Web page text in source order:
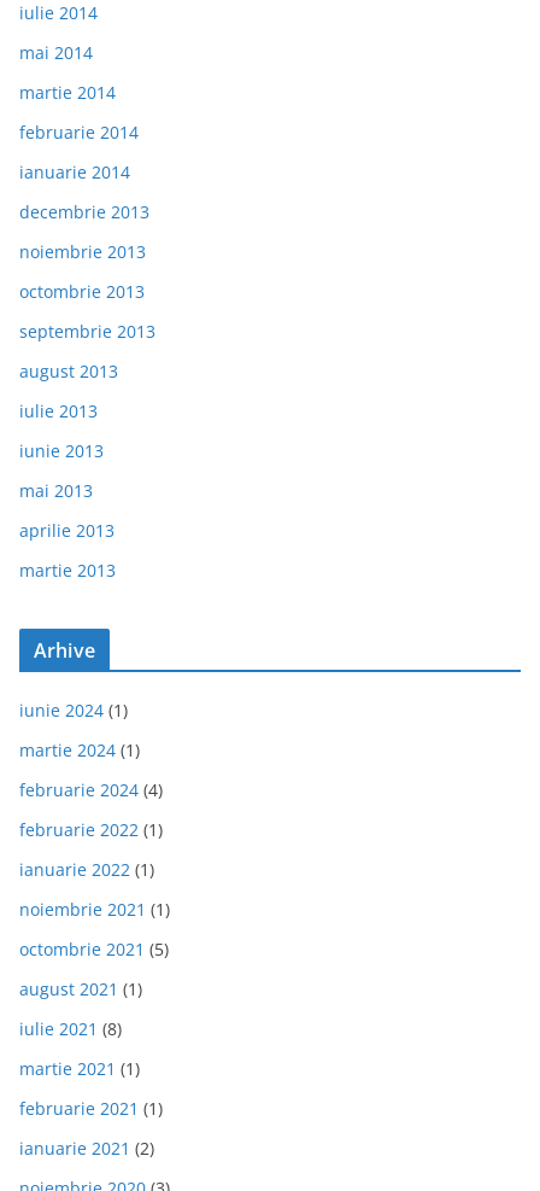
iulie 2014
mai 2014
martie 2014
februarie 2014
ianuarie 2014
decembrie 2013
noiembrie 2013
octombrie 2013
septembrie 2013
august 2013
iulie 2013
iunie 2013
mai 2013
aprilie 2013
martie 2013
Arhive
iunie 2024 (1)
martie 2024 (1)
februarie 2024 (4)
februarie 2022 (1)
ianuarie 2022 (1)
noiembrie 2021 (1)
octombrie 2021 (5)
august 2021 (1)
iulie 2021 (8)
martie 2021 (1)
februarie 2021 (1)
ianuarie 2021 (2)